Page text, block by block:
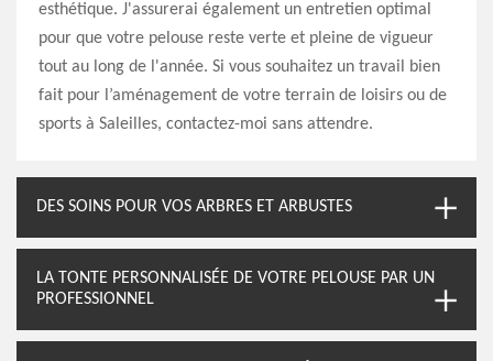
esthétique. J'assurerai également un entretien optimal
pour que votre pelouse reste verte et pleine de vigueur
tout au long de l'année. Si vous souhaitez un travail bien
fait pour l’aménagement de votre terrain de loisirs ou de
sports à Saleilles, contactez-moi sans attendre.
DES SOINS POUR VOS ARBRES ET ARBUSTES
LA TONTE PERSONNALISÉE DE VOTRE PELOUSE PAR UN
PROFESSIONNEL